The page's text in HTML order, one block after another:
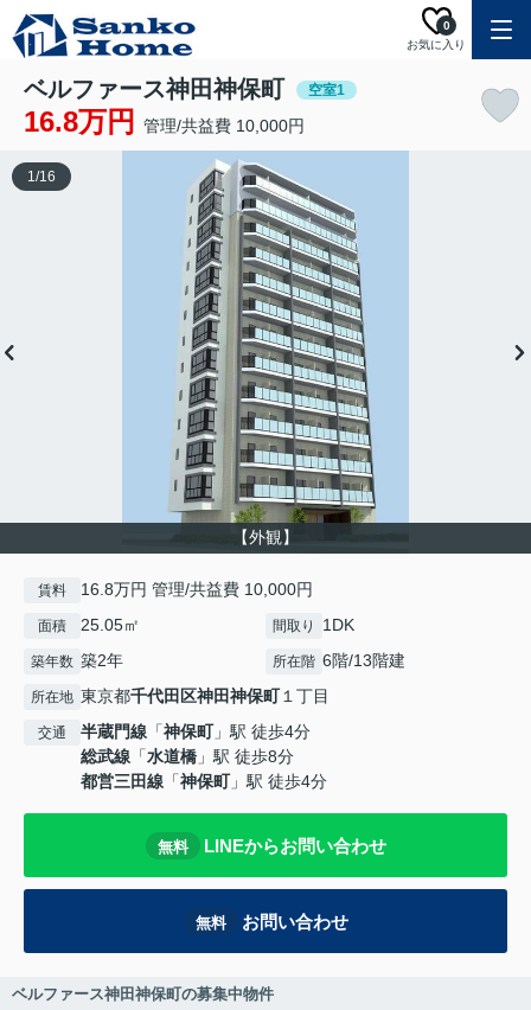
お気に入り
0
ベルファース神田神保町 空室1
16.8万円 管理/共益費 10,000円
【外観】
1/16
賃料 16.8万円 管理/共益費 10,000円
面積 25.05㎡ 間取り 1DK
築年数 築2年 所在階 6階/13階建
所在地 東京都千代田区神田神保町１丁目
交通 半蔵門線 「神保町」駅 徒歩4分
総武線 「水道橋 」駅 徒歩8分
都営三田線 「神保町」駅 徒歩4分
無料 LINEからお問い合わせ
無料 お問い合わせ
ベルファース神田神保町の募集中物件